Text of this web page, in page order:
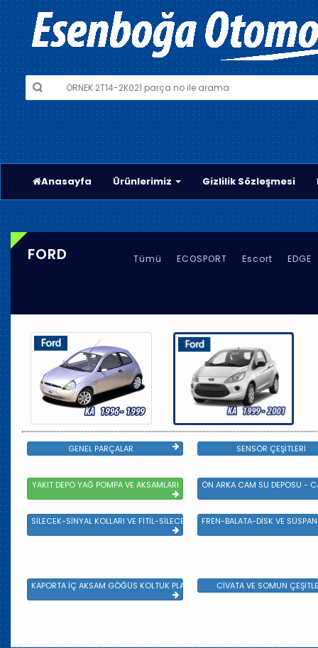
Anasayfa Ürünlerimiz Gizlilik Sözleşmesi
FORD Tümü ECOSPORT Escort EDGE
GENEL PARÇALAR SENSÖR ÇEŞİTLERİ
YAKIT DEPO YAĞ POMPA VE AKSAMLARI ÖN ARKA CAM SU DEPOSU -
SİLECEK-SİNYAL KOLLARI VE FİTİL-SİLECEK ÇEŞİTLERİFREN-BALATA-DİSK VE
KAPORTA İÇ AKSAM GÖĞÜS KOLTUK PLASTİK VE SAC AKSAM
CİVATA VE SOMUN